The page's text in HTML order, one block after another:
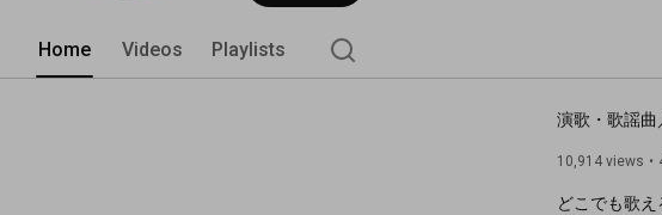
Home Videos Playlists
演歌・歌謡曲
10,914 views
どこでも歌え